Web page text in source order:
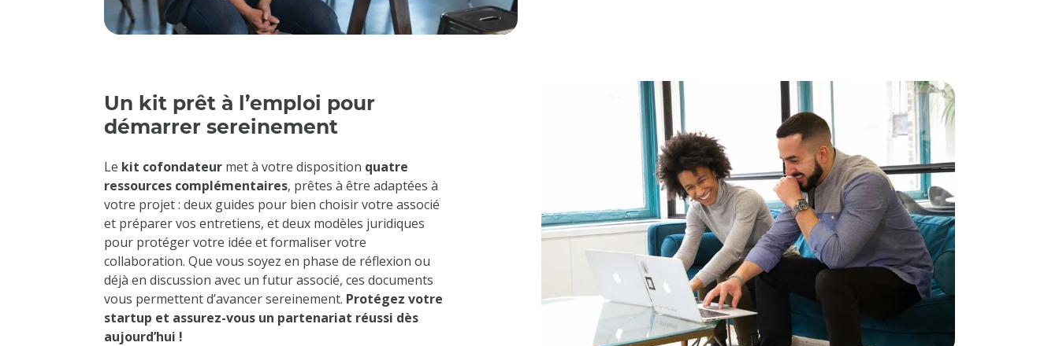
Un kit prêt à l’emploi pour
démarrer sereinement
Le kit cofondateur met à votre disposition quatre
ressources complémentaires, prêtes à être adaptées à
votre projet : deux guides pour bien choisir votre associé
et préparer vos entretiens, et deux modèles juridiques
pour protéger votre idée et formaliser votre
collaboration. Que vous soyez en phase de réflexion ou
déjà en discussion avec un futur associé, ces documents
vous permettent d’avancer sereinement. Protégez votre
startup et assurez-vous un partenariat réussi dès
aujourd’hui !